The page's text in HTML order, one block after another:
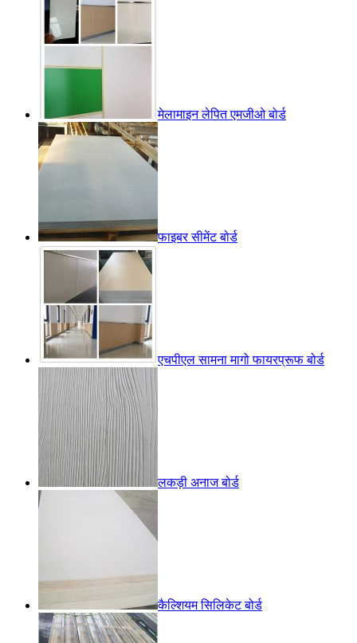
मेलामाइन लेपित एमजीओ बोर्ड
फाइबर सीमेंट बोर्ड
एचपीएल सामना मागो फायरप्रूफ बोर्ड
लकड़ी अनाज बोर्ड
कैल्शियम सिलिकेट बोर्ड